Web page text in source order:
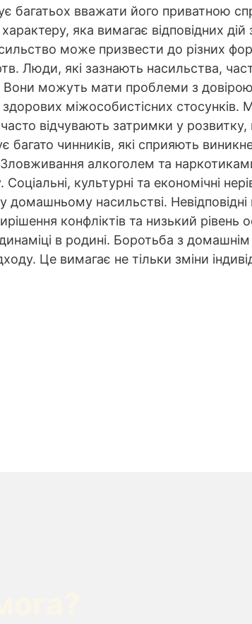
багатьох вважати його приватною
яка вимагає відповідних дій
може призвести до різних
Люди, які зазнають насильства,
Вони можуть мати проблеми з
міжособистісних стосунків.
відчувають затримки у розвитку,
багато чинників, які сприяють
алкоголем та
культурні та економічні
домашньому насильстві. Невідповідні
конфліктів та низький рівень
в родині. Боротьба з
Це вимагає не тільки зміни